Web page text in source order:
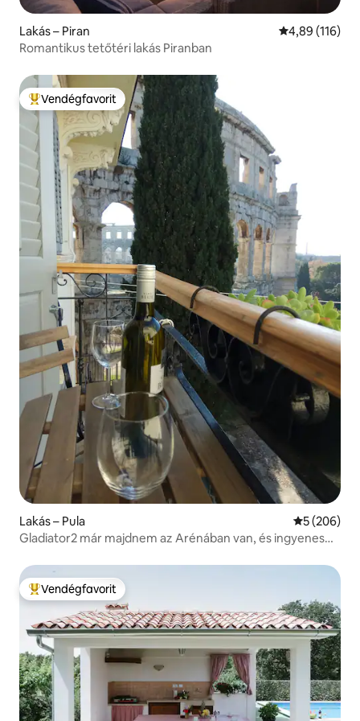
Lakás – Piran Átlagos
4,89 (116)
Romantikus tetőtéri lakás Piranban
Kiemelt vendégfavorit
Vendégfavorit
Lakás – Pula Átlagos
5 (206)
Gladiator2 már majdnem az Arénában van, és ingyenes
Kiemelt vendégfavorit
Vendégfavorit